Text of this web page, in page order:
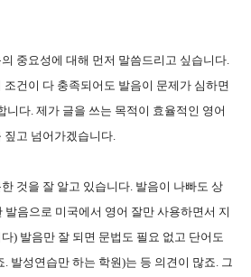
중요성에 대해 먼저 말씀드리고 싶습니다.
건이 다 충족되어도 발음이 문제가 심하면
니다. 제가 글을 쓰는 목적이 효율적인 영어
짚고 넘어가겠습니다.
것을 잘 알고 있습니다. 발음이 나빠도 상
발음으로 미국에서 영어 잘만 사용하면서 지
) 발음만 잘 되면 문법도 필요 없고 단어도
발성연습만 하는 학원)는 등 의견이 많죠. 그